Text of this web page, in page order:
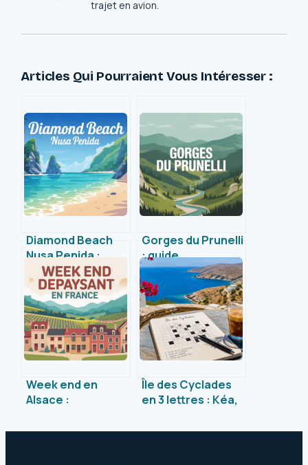
trajet en avion.
Articles Qui Pourraient Vous Intéresser :
Diamond Beach
Nusa Penida :
guide pour
explorer ce joyau
naturel
Gorges du Prunelli
: guide
authentique pour
explorer ce joyau
sauvage de Corse
Week end en
Alsace :
itinéraires et
Île des Cyclades
en 3 lettres : Kéa,
pour vos grilles